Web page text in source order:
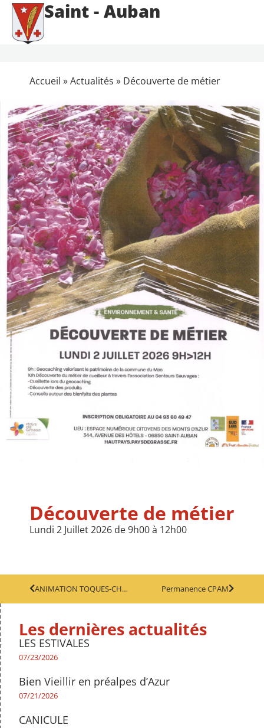
Saint - Auban
Accueil »Actualités » Découverte de métier
Découverte de métier
Lundi 2 Juillet 2026 de 9h00 à 12h00
ANIMATION TOQUES-CHEFS Permanence CPAM
Les dernières actualités
LES ESTIVALES
07/23/2026
Bien Vieillir en préalpes d’Azur
07/21/2026
CANICULE